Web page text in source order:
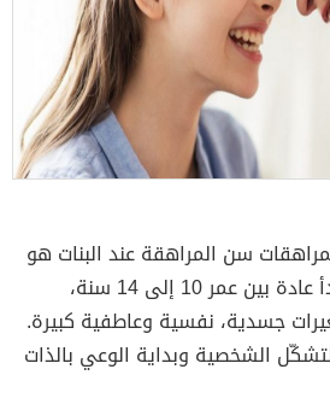
سن المراهقة عند البنات هو
مرحلة انتقالية مهمة تبدأ عادة بين عمر 10 إلى 14 سنة،
جسدية، نفسية وعاطفية كبيرة.
الشخصية وبداية الوعي بالذات